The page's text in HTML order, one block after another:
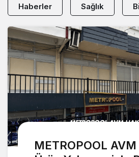
Haberler Sağlık
METROPOOL